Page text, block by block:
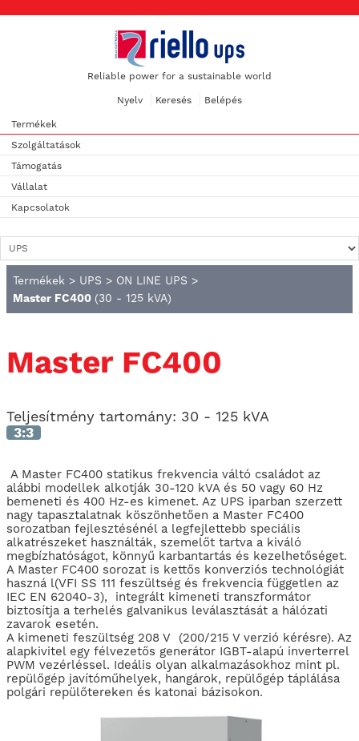
Reliable power for a sustainable world
Nyelv Keresés Belépés
Termékek
Szolgáltatások
Támogatás
Vállalat
Kapcsolatok
Termékek > UPS > ON LINE UPS >
Master FC400 (30 - 125 kVA)
Master FC400
Teljesítmény tartomány: 30 - 125 kVA
3:3
A Master FC400 statikus frekvencia váltó családot az
alábbi modellek alkotják 30-120 kVA és 50 vagy 60 Hz
bemeneti és 400 Hz-es kimenet. Az UPS iparban szerzett
nagy tapasztalatnak köszönhetően a Master FC400
sorozatban fejlesztésénél a legfejlettebb speciális
alkatrészeket használták, szemelőt tartva a kiváló
megbízhatóságot, könnyű karbantartás és kezelhetőséget.
A Master FC400 sorozat is kettős konverziós technológiát
haszná l(VFI SS 111 feszültség és frekvencia független az
IEC EN 62040-3), integrált kimeneti transzformátor
biztosítja a terhelés galvanikus leválasztását a hálózati
zavarok esetén.
A kimeneti feszültség 208 V (200/215 V verzió kérésre). Az
alapkivitel egy félvezetős generátor IGBT-alapú inverterrel
PWM vezérléssel. Ideális olyan alkalmazásokhoz mint pl.
repülőgép javítóműhelyek, hangárok, repülőgép táplálása
polgári repülőtereken és katonai bázisokon.